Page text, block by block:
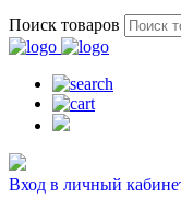
Поиск товаров
Вход в личный